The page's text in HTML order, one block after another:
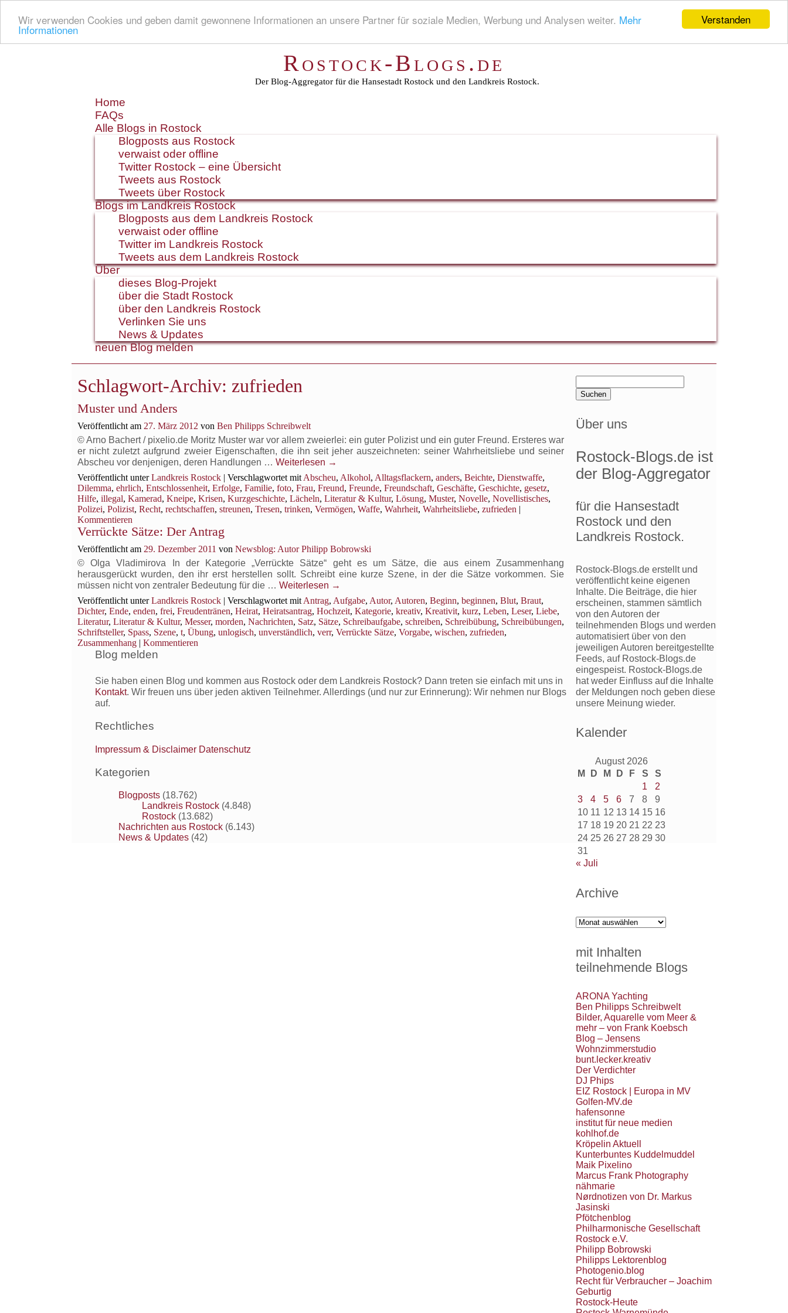
Verstanden
Wir verwenden Cookies und geben damit gewonnene Informationen an unsere Partner für soziale Medien, Werbung und Analysen weiter. Mehr
Informationen
Rostock-Blogs.de
Der Blog-Aggregator für die Hansestadt Rostock und den Landkreis Rostock.
Inhalt
springen
Home
FAQs
Alle Blogs in Rostock
Blogposts aus Rostock
verwaist oder offline
Twitter Rostock – eine Übersicht
Tweets aus Rostock
Tweets über Rostock
Blogs im Landkreis Rostock
Blogposts aus dem Landkreis Rostock
verwaist oder offline
Twitter im Landkreis Rostock
Tweets aus dem Landkreis Rostock
Über
dieses Blog-Projekt
über die Stadt Rostock
über den Landkreis Rostock
Verlinken Sie uns
News & Updates
neuen Blog melden
Schlagwort-Archiv: zufrieden
Muster und Anders
Veröffentlicht am 27. März 2012 von Ben Philipps Schreibwelt
© Arno Bachert / pixelio.de Moritz Muster war vor allem zweierlei: ein guter Polizist und ein guter Freund. Ersteres war
er nicht zuletzt aufgrund zweier Eigenschaften, die ihn seit jeher auszeichneten: seiner Wahrheitsliebe und seiner
Abscheu vor denjenigen, deren Handlungen … Weiterlesen →
Veröffentlicht unter Landkreis Rostock | Verschlagwortet mit Abscheu, Alkohol, Alltagsflackern, anders, Beichte, Dienstwaffe,
Dilemma, ehrlich, Entschlossenheit, Erfolge, Familie, foto, Frau, Freund, Freunde, Freundschaft, Geschäfte, Geschichte, gesetz,
Hilfe, illegal, Kamerad, Kneipe, Krisen, Kurzgeschichte, Lächeln, Literatur & Kultur, Lösung, Muster, Novelle, Novellistisches,
Polizei, Polizist, Recht, rechtschaffen, streunen, Tresen, trinken, Vermögen, Waffe, Wahrheit, Wahrheitsliebe, zufrieden |
Kommentieren
Verrückte Sätze: Der Antrag
Veröffentlicht am 29. Dezember 2011 von Newsblog: Autor Philipp Bobrowski
© Olga Vladimirova In der Kategorie „Verrückte Sätze“ geht es um Sätze, die aus einem Zusammenhang
herausgerückt wurden, den ihr erst herstellen sollt. Schreibt eine kurze Szene, in der die Sätze vorkommen. Sie
müssen nicht von zentraler Bedeutung für die … Weiterlesen →
Veröffentlicht unter Landkreis Rostock | Verschlagwortet mit Antrag, Aufgabe, Autor, Autoren, Beginn, beginnen, Blut, Braut,
Dichter, Ende, enden, frei, Freudentränen, Heirat, Heiratsantrag, Hochzeit, Kategorie, kreativ, Kreativit, kurz, Leben, Leser, Liebe,
Literatur, Literatur & Kultur, Messer, morden, Nachrichten, Satz, Sätze, Schreibaufgabe, schreiben, Schreibübung, Schreibübungen,
Schriftsteller, Spass, Szene, t, Übung, unlogisch, unverständlich, verr, Verrückte Sätze, Vorgabe, wischen, zufrieden,
Zusammenhang | Kommentieren
nach:
Über uns
Rostock-Blogs.de ist
der Blog-Aggregator
für die Hansestadt
Rostock und den
Landkreis Rostock.
Rostock-Blogs.de erstellt und
veröffentlicht keine eigenen
Inhalte. Die Beiträge, die hier
erscheinen, stammen sämtlich
von den Autoren der
teilnehmenden Blogs und werden
automatisiert über von den
jeweiligen Autoren bereitgestellte
Feeds, auf Rostock-Blogs.de
eingespeist. Rostock-Blogs.de
hat weder Einfluss auf die Inhalte
der Meldungen noch geben diese
unsere Meinung wieder.
Kalender
August 2026
M
D M D F S
S
1
2
3
4 5 6 7 8
9
10 11 12 13 14 15 16
17 18 19 20 21 22 23
24 25 26 27 28 29 30
31
« Juli
Archive
Archive
mit Inhalten
teilnehmende Blogs
ARONA Yachting
Ben Philipps Schreibwelt
Bilder, Aquarelle vom Meer &
mehr – von Frank Koebsch
Blog – Jensens
Wohnzimmerstudio
bunt.lecker.kreativ
Der Verdichter
DJ Phips
EIZ Rostock | Europa in MV
Golfen-MV.de
hafensonne
institut für neue medien
kohlhof.de
Kröpelin Aktuell
Kunterbuntes Kuddelmuddel
Maik Pixelino
Marcus Frank Photography
nähmarie
Nørdnotizen von Dr. Markus
Jasinski
Pfötchenblog
Philharmonische Gesellschaft
Rostock e.V.
Philipp Bobrowski
Philipps Lektorenblog
Photogenio.blog
Recht für Verbraucher – Joachim
Geburtig
Rostock-Heute
Blog melden
Sie haben einen Blog und kommen aus Rostock oder dem Landkreis Rostock? Dann treten sie einfach mit uns in
Kontakt. Wir freuen uns über jeden aktiven Teilnehmer. Allerdings (und nur zur Erinnerung): Wir nehmen nur Blogs
auf.
Rechtliches
Impressum & Disclaimer Datenschutz
Kategorien
Blogposts (18.762)
Landkreis Rostock (4.848)
Rostock (13.682)
Nachrichten aus Rostock (6.143)
News & Updates (42)